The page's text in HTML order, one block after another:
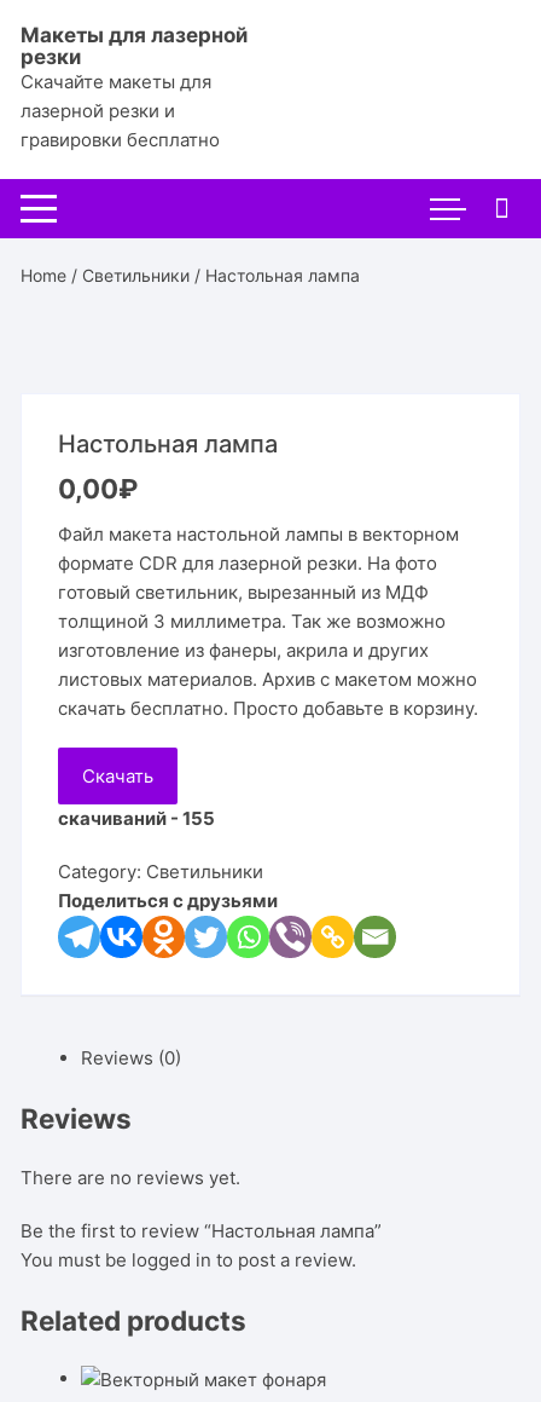
содержимому
Макеты для лазерной
резки
Скачайте макеты для
лазерной резки и
гравировки бесплатно
Home / Светильники / Настольная лампа
Настольная лампа
0,00₽
Файл макета настольной лампы в векторном
формате CDR для лазерной резки. На фото
готовый светильник, вырезанный из МДФ
толщиной 3 миллиметра. Так же возможно
изготовление из фанеры, акрила и других
листовых материалов. Архив с макетом можно
скачать бесплатно. Просто добавьте в корзину.
Скачать
скачиваний - 155
Category: Светильники
Поделиться с друзьями
Reviews (0)
Reviews
There are no reviews yet.
Be the first to review “Настольная лампа”
You must be logged in to post a review.
Related products